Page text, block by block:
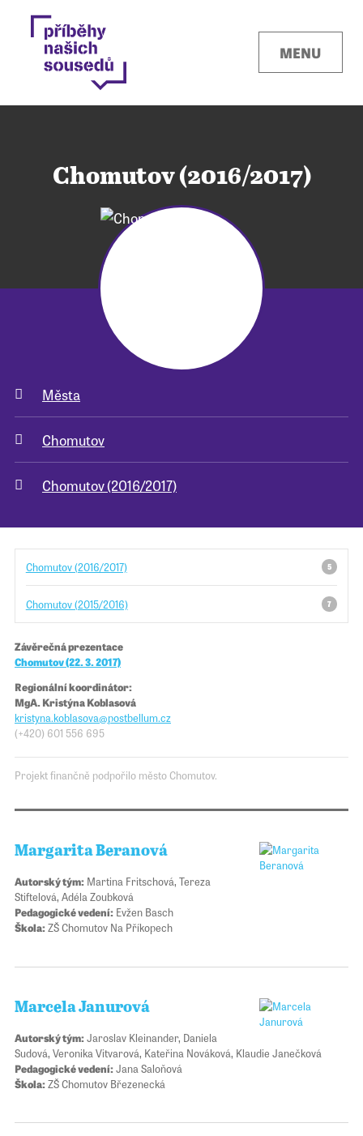
MENU
Pro školy
Příběhy našich sousedů
Chomutov (2016/2017)
Města
Chomutov
Chomutov (2016/2017)
Chomutov (2016/2017) 5
Chomutov (2015/2016) 7
Závěrečná prezentace
Chomutov (22. 3. 2017)
Regionální koordinátor:
MgA. Kristýna Koblasová
kristyna.koblasova@​​postbellum.cz
(+420) 601 556 695
Projekt finančně podpořilo město Chomutov.
Margarita Beranová
Autorský tým: Martina Fritschová, Tereza
Stiftelová, Adéla Zoubková
Pedagogické vedení: Evžen Basch
Škola:ZŠ Chomutov Na Příkopech
Marcela Janurová
Autorský tým:Jaroslav Kleinander, Daniela
Sudová, Veronika Vitvarová, Kateřina Nováková, Klaudie Janečková
Pedagogické vedení:Jana Saloňová
Škola:ZŠ Chomutov Březenecká